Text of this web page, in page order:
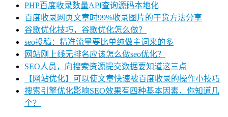
PHP百度收录数量API查询源码本地化
百度收录网页文章时99%收录图片的干货方法分享
谷歌优化技巧，谷歌优化怎么做？
seo投稿：精准流量要比单纯做主词来的多
网站刚上线无排名应该怎么做seo优化？
SEO人员，向搜索资源提交数据要知道这三点
【网站优化】可以使文章快速被百度收录的操作小技巧
搜索引擎优化影响SEO效果有四种基本因素，你知道几
个？